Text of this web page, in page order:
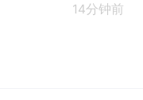
14分钟前